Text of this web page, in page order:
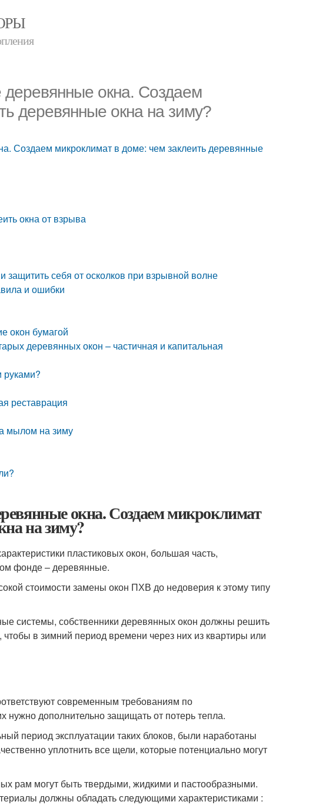
окна. Создаем
деревянные окна на зиму?
Создаем микроклимат в доме: чем заклеить деревянные
окна от взрыва
защитить себя от осколков при взрывной волне
и ошибки
окон бумагой
деревянных окон – частичная и капитальная
руками?
реставрация
мылом на зиму
окна. Создаем микроклимат
на зиму?
пластиковых окон, большая часть,
фонде – деревянные.
стоимости замены окон ПХВ до недоверия к этому типу
системы, собственники деревянных окон должны решить
в зимний период времени через них из квартиры или
современным требованиям по
нужно дополнительно защищать от потерь тепла.
период эксплуатации таких блоков, были наработаны
уплотнить все щели, которые потенциально могут
рам могут быть твердыми, жидкими и пастообразными.
должны обладать следующими характеристиками :